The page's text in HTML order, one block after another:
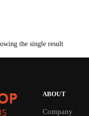
the single result
ABOUT
Company